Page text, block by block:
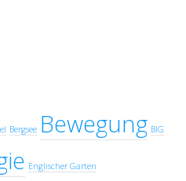
Bergsee Bewegung BIG
Englischer Garten